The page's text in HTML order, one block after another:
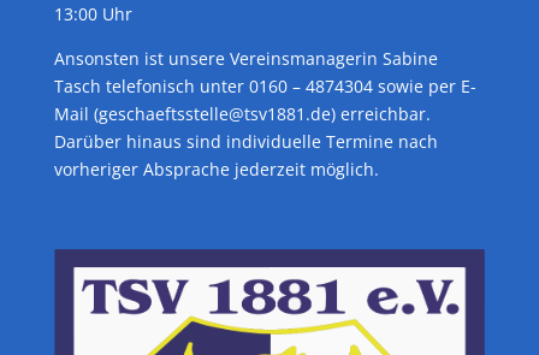
13:00 Uhr
Ansonsten ist unsere Vereinsmanagerin Sabine
Tasch telefonisch unter 0160 – 4874304 sowie per E-
Mail (geschaeftsstelle@tsv1881.de) erreichbar.
Darüber hinaus sind individuelle Termine nach
vorheriger Absprache jederzeit möglich.